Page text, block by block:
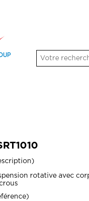
rotative avec